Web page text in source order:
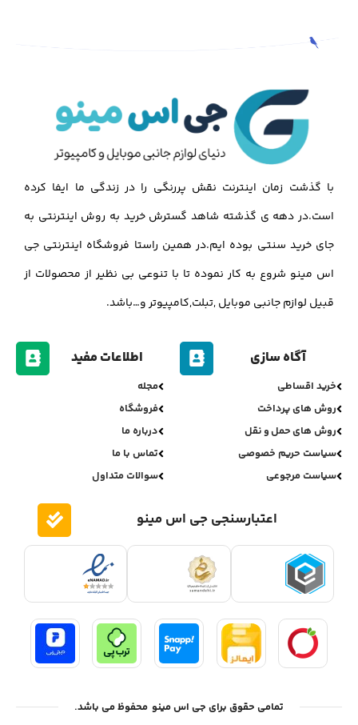
با گذشت زمان اینترنت نقش پررنگی را در زندگی ما ایفا کرده
است.در دهه ی گذشته شاهد گسترش خرید به روش اینترنتی به
جای خرید سنتی بوده ایم.در همین راستا فروشگاه اینترنتی جی
اس مینو شروع به کار نموده تا با تنوعی بی نظیر از محصولات از
قبیل لوازم جانبی موبایل ,تبلت,کامپیوتر و…باشد.
آگاه سازی
خرید اقساطی
روش های پرداخت
روش های حمل و نقل
سیاست حریم خصوصی
سیاست مرجوعی
اطلاعات مفید
مجله
فروشگاه
درباره ما
تماس با ما
سوالات متداول
اعتبارسنجی جی اس مینو
تمامی حقوق برای جی اس مینو محفوظ می باشد.